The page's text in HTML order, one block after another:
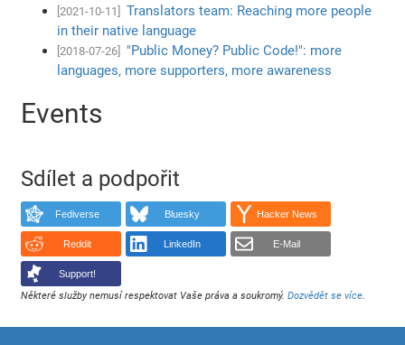
[2021-10-11]
Translators team: Reaching more people
in their native language
[2018-07-26]
"Public Money? Public Code!": more
languages, more supporters, more awareness
Events
Sdílet a podpořit
Fediverse Bluesky Hacker News
Reddit LinkedIn E-Mail
Support!
Některé služby nemusí respektovat Vaše práva a soukromý.Dozvědět se více.